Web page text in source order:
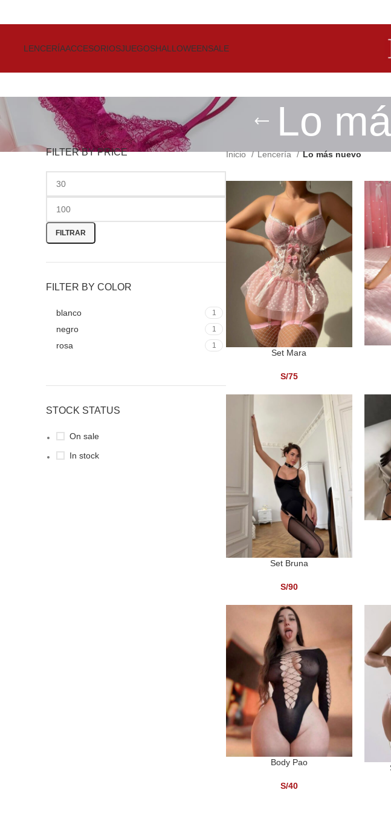
LENCERÍAACCESORIOSJUEGOSHALLOWEENSALE
Lo
FILTER BY PRICE
FILTRAR
FILTER BY COLOR
blanco 1
negro 1
rosa 1
STOCK STATUS
On sale
In stock
Inicio Lencería Lo más nuevo
SELECCIONAR OPCIONES
Set Mara
S/75
SELECCIONAR OPCIONES
Set Bruna
S/90
AÑADIR AL CARRITO
Body Pao
S/40